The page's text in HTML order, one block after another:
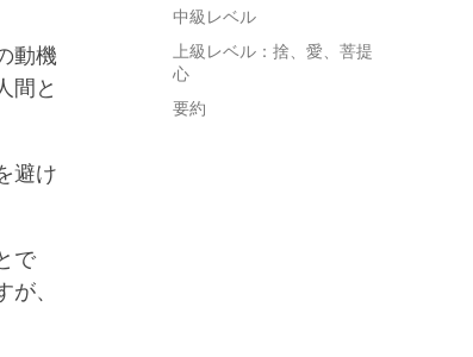
中級レベル
上級レベル：捨、愛、菩提
心
要約
動機
間と
避け
で
、